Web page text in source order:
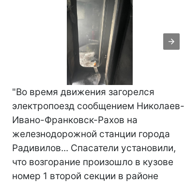
"Во время движения загорелся
электропоезд сообщением Николаев-
Ивано-Франковск-Рахов на
железнодорожной станции города
Радивилов... Спасатели установили,
что возгорание произошло в кузове
номер 1 второй секции в районе